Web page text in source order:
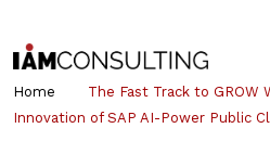
Home
The Fast Track to GROW
Innovation of SAP AI-Power Public